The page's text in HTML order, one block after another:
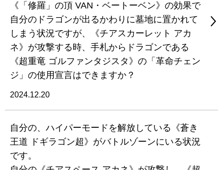
《「修羅」の頂 VAN・ベートーベン》の効果で
自分のドラゴンが出るかわりに墓地に置かれて
しまう状況ですが、《チアスカーレット アカ
ネ》が攻撃する時、手札からドラゴンである
《超重竜 ゴルファンタジスタ》の「革命チェン
ジ」の使用宣言はできますか？
2024.12.20
自分の、ハイパーモードを解放している《蒼き
王道 ドギラゴン超》がバトルゾーンにいる状況
です。